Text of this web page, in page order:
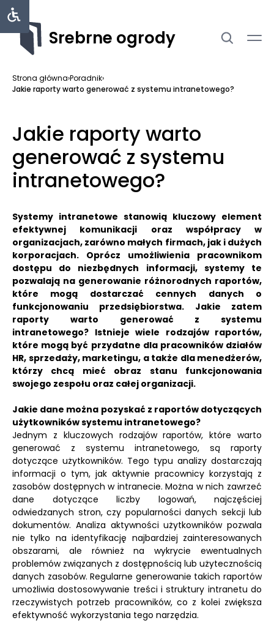
Srebrne ogrody
Strona główna›Poradnik›
Jakie raporty warto generować z systemu intranetowego?
Jakie raporty warto
generować z systemu
intranetowego?
Systemy intranetowe stanowią kluczowy element
efektywnej komunikacji oraz współpracy w
organizacjach, zarówno małych firmach, jak i dużych
korporacjach. Oprócz umożliwienia pracownikom
dostępu do niezbędnych informacji, systemy te
pozwalają na generowanie różnorodnych raportów,
które mogą dostarczać cennych danych o
funkcjonowaniu przedsiębiorstwa. Jakie zatem
raporty warto generować z systemu
intranetowego? Istnieje wiele rodzajów raportów,
które mogą być przydatne dla pracowników działów
HR, sprzedaży, marketingu, a także dla menedżerów,
którzy chcą mieć obraz stanu funkcjonowania
swojego zespołu oraz całej organizacji.
Jakie dane można pozyskać z raportów dotyczących
użytkowników systemu intranetowego?
Jednym z kluczowych rodzajów raportów, które warto
generować z systemu intranetowego, są raporty
dotyczące użytkowników. Tego typu analizy dostarczają
informacji o tym, jak aktywnie pracownicy korzystają z
zasobów dostępnych w intranecie. Można w nich zawrzeć
dane dotyczące liczby logowań, najczęściej
odwiedzanych stron, czy popularności danych sekcji lub
dokumentów. Analiza aktywności użytkowników pozwala
nie tylko na identyfikację najbardziej zainteresowanych
obszarami, ale również na wykrycie ewentualnych
problemów związanych z dostępnością lub użytecznością
danych zasobów. Regularne generowanie takich raportów
umożliwia dostosowywanie treści i struktury intranetu do
rzeczywistych potrzeb pracowników, co z kolei zwiększa
efektywność wykorzystania tego narzędzia.